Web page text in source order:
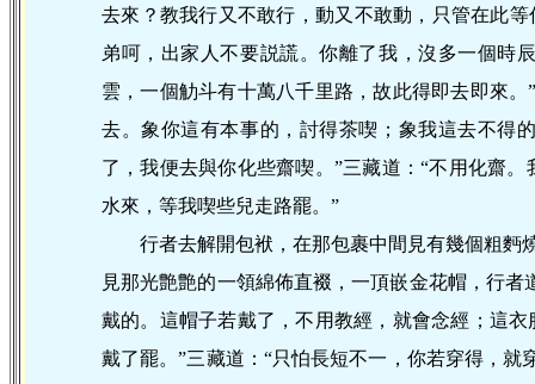
去來？教我行又不敢行，動又不敢動，只管在此
弟呵，出家人不要説謊。你離了我，沒多一個時
雲，一個觔斗有十萬八千里路，故此得即去即來
去。象你這有本事的，討得茶喫；象我這去不得
了，我便去與你化些齋喫。”三藏道：“不用化齋
水來，等我喫些兒走路罷。”
行者去解開包袱，在那包裹中間見有幾個粗麪
見那光艶艶的一領綿佈直裰，一頂嵌金花帽，行
戴的。這帽子若戴了，不用教經，就會念經；這
戴了罷。”三藏道：“只怕長短不一，你若穿得，